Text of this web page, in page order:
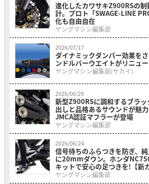
進化したカワサキZ900RSの
計。プロト「SWAGE-LINE
化も自由自在
ヤングマシン編集部
2026/07/17
ダイナミックダンパー効果を
ンドルバーウエイトがリニュ
ヤングマシン編集部(サカイ)
2026/06/29
新型Z900RSに調和するブラ
出しと品格あるサウンドが魅
JMCA認証マフラーが登場
ヤングマシン編集部
2026/06/24
信号待ちのふらつきを防ぎ、
に20mmダウン。ホンダ
キットで安心の足つきを!【新
ヤングマシン編集部